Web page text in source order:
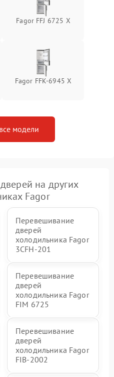
Fagor FFJ 6725 X
Fagor FFK-6945 X
модели
на других
Fagor
Перевешивание
дверей
холодильника Fagor
3CFH-201
Перевешивание
дверей
холодильника Fagor
FIM 6725
Перевешивание
дверей
холодильника Fagor
FIB-2002